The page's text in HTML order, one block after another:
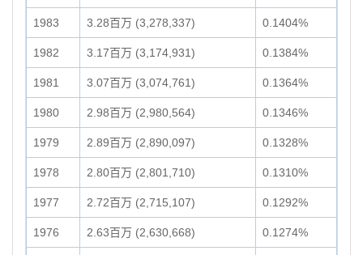
1983 3.28百万 (3,278,337) 0.1404%
1982 3.17百万 (3,174,931) 0.1384%
1981 3.07百万 (3,074,761) 0.1364%
1980 2.98百万 (2,980,564) 0.1346%
1979 2.89百万 (2,890,097) 0.1328%
1978 2.80百万 (2,801,710) 0.1310%
1977 2.72百万 (2,715,107) 0.1292%
1976 2.63百万 (2,630,668) 0.1274%